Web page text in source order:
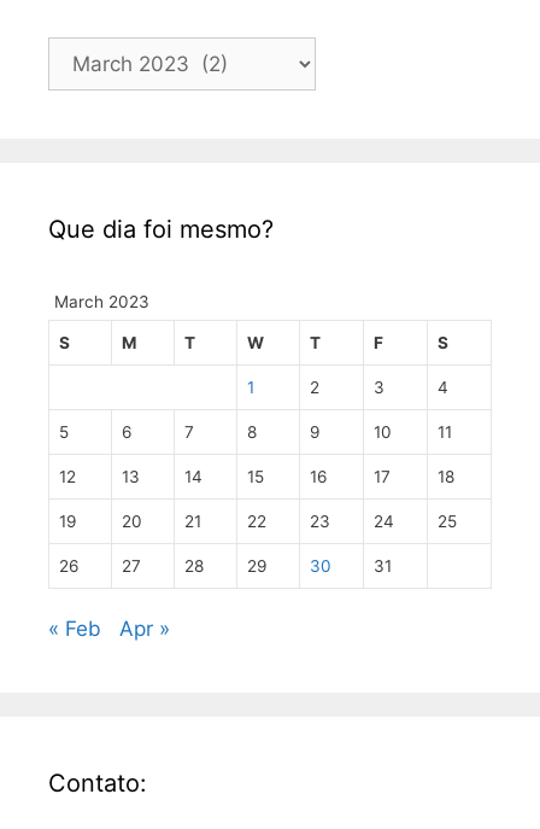
Postagens
Que dia foi mesmo?
March 2023
S M T W T F S
1 2 3 4
5 6 7 8 9 10 11
12 13 14 15 16 17 18
19 20 21 22 23 24 25
26 27 28 29 30 31
« Feb Apr »
Contato: